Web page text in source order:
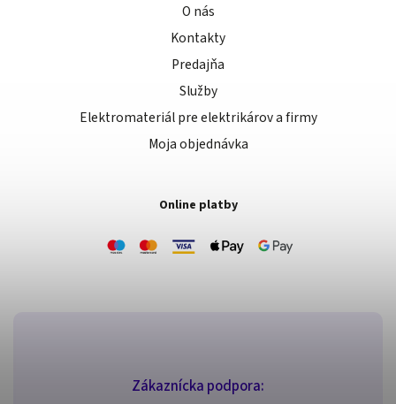
Zákaznícka podpora:
O nás
Kontakty
Predajňa
Služby
Elektromateriál pre elektrikárov a firmy
Moja objednávka
Online platby